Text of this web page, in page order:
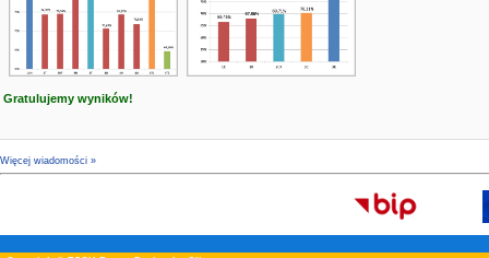
Gratulujemy wyników!
Więcej wiadomości »